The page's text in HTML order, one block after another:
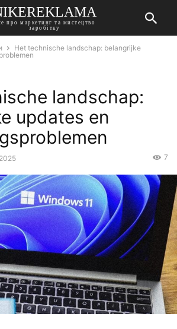
про маркетинг та мистецтво
заробітку
Het technische landschap: belangrijke
landschap:
updates en
7